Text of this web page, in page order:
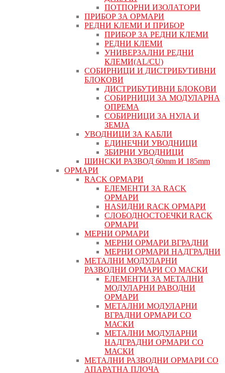
ПОТПОРНИ ИЗОЛАТОРИ
ПРИБОР ЗА ОРМАРИ
РЕДНИ КЛЕМИ И ПРИБОР
ПРИБОР ЗА РЕДНИ КЛЕМИ
РЕДНИ КЛЕМИ
УНИВЕРЗАЛНИ РЕДНИ
КЛЕМИ(AL/CU)
СОБИРНИЦИ И ДИСТРИБУТИВНИ
БЛОКОВИ
ДИСТРИБУТИВНИ БЛОКОВИ
СОБИРНИЦИ ЗА МОДУЛАРНА
ОПРЕМА
СОБИРНИЦИ ЗА НУЛА И
ЗЕМЈА
УВОДНИЦИ ЗА КАБЛИ
ЕДИНЕЧНИ УВОДНИЦИ
ЗБИРНИ УВОДНИЦИ
ШИНСКИ РАЗВОД 60mm И 185mm
ОРМАРИ
RACK ОРМАРИ
ЕЛЕМЕНТИ ЗА RACK
ОРМАРИ
НАЅИДНИ RACK ОРМАРИ
СЛОБОДНОСТОЕЧКИ RACK
ОРМАРИ
МЕРНИ ОРМАРИ
МЕРНИ ОРМАРИ ВГРАДНИ
МЕРНИ ОРМАРИ НАДГРАДНИ
МЕТАЛНИ МОДУЛАРНИ
РАЗВОДНИ ОРМАРИ СО МАСКИ
ЕЛЕМЕНТИ ЗА МЕТАЛНИ
МОДУЛАРНИ РАВОДНИ
ОРМАРИ
МЕТАЛНИ МОДУЛАРНИ
ВГРАДНИ ОРМАРИ СО
МАСКИ
МЕТАЛНИ МОДУЛАРНИ
НАДГРАДНИ ОРМАРИ СО
МАСКИ
МЕТАЛНИ РАЗВОДНИ ОРМАРИ СО
АПАРАТНА ПЛОЧА